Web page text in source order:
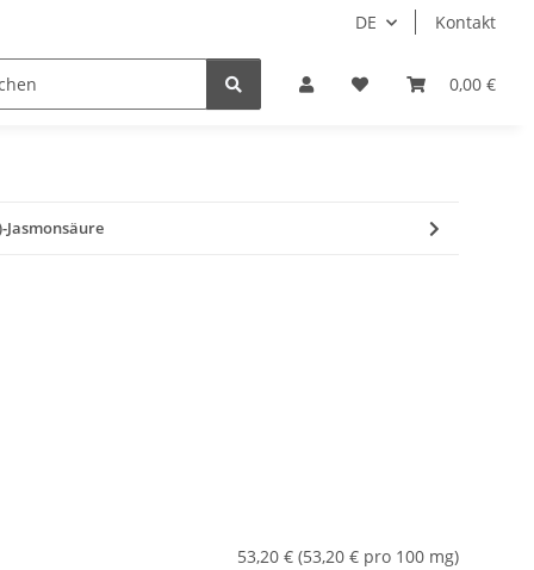
DE Kontakt
0,00 €
Jasmonsäure
53,20 € (53,20 € pro 100 mg)